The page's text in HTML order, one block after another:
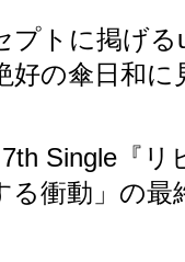
プトに掲げる
好の傘日和に
7th Single 『
る衝動」の最